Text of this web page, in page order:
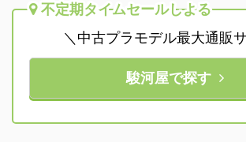
不定期タイムセールしよる
＼中古プラモデル最大通販
駿河屋で探す